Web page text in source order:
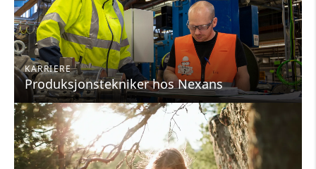
KARRIERE
Produksjonstekniker hos Nexans